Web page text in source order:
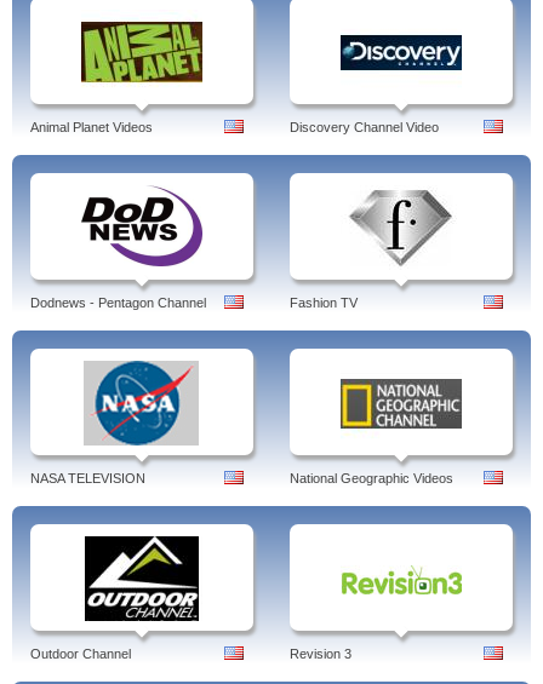
Animal Planet Videos Discovery Channel Video
Dodnews - Pentagon Channel Fashion TV
NASA TELEVISION National Geographic Videos
Outdoor Channel Revision 3